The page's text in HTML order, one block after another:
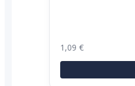
Pôvodná
1,67 €.
1,09 €Aktuálna
1,09 €.